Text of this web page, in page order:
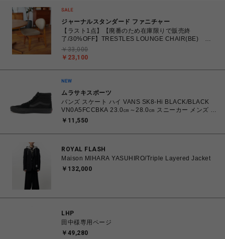
ジャーナルスタンダード ファニチャー
【ラスト1点】【廃番のため在庫限りで販売終
了/30%OFF】TRESTLES LOUNGE CHAIR(BE) ト
ラッセルラウンジチェア ベージュ 704
￥23,100
￥33,000
ムラサキスポーツ
バンズ スケート ハイ VANS SK8-Hi BLACK/BLACK
VN0A5FCCBKA 23.0㎝～28.0㎝ スニーカー メンズ レ
ディース シューズ 0194905567161 【北海道/沖縄/離
￥11,550
ROYAL FLASH
Maison MIHARA YASUHIRO/Triple Layered Jacket
￥132,000
LHP
田中様専用ページ
￥49,280